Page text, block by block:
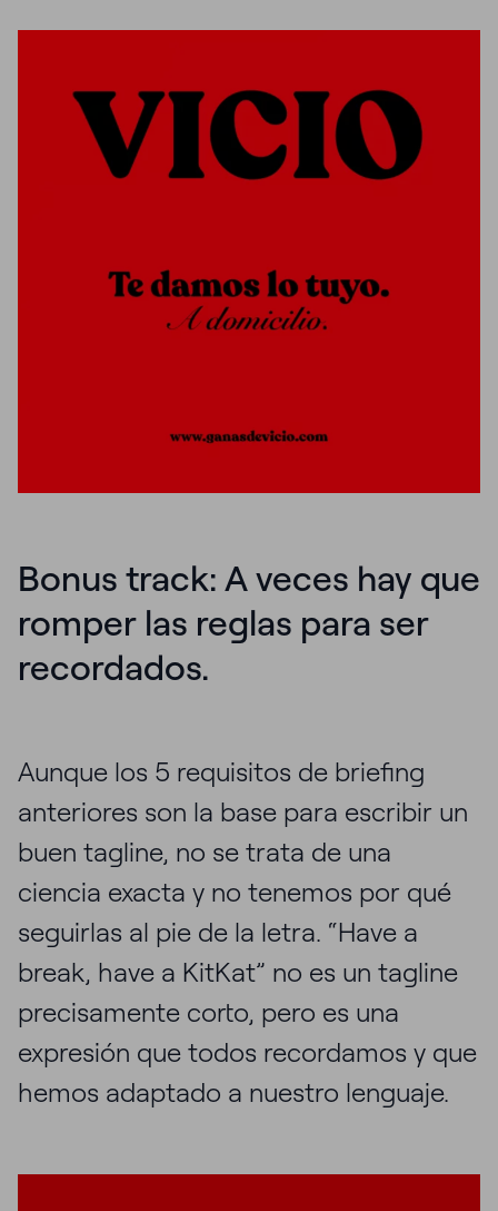
Bonus track: A veces hay que
romper las reglas para ser
recordados.
Aunque los 5 requisitos de briefing
anteriores son la base para escribir un
buen tagline, no se trata de una
ciencia exacta y no tenemos por qué
seguirlas al pie de la letra. “Have a
break, have a KitKat” no es un tagline
precisamente corto, pero es una
expresión que todos recordamos y que
hemos adaptado a nuestro lenguaje.